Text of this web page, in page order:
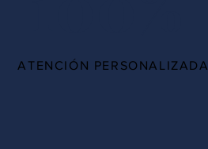
ATENCIÓN PERSONALIZADA